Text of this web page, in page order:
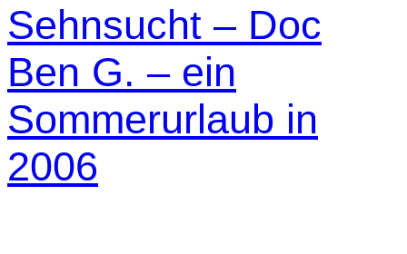
Sehnsucht – Doc
Ben G. – ein
Sommerurlaub in
2006